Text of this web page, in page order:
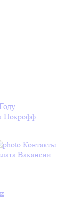
Покрофф
Контакты
Вакансии